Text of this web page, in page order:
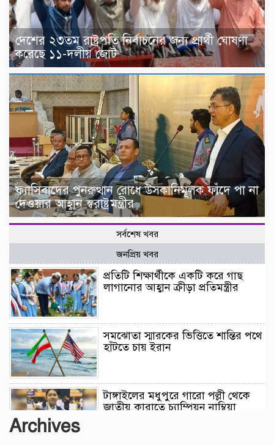
দেশের ২৩তম রাষ্ট্রপতি নির্বাচনের জন্য প্রার্থী ঘোষণা
করেছে ১১-দলীয় জোট
ফ্যাসিবাদের পুনরুত্থান রোধে উসকানিমূলক ফাঁদে পা না
দেওয়ার আহ্বান স্বরাষ্ট্রমন্ত্রীর
সর্বশেষ খবর
জনপ্রিয় খবর
প্রতিটি শিক্ষার্থীকে একটি করে গাছ
লাগানোর আহ্বান ক্রীড়া প্রতিমন্ত্রীর
সমঝোতা স্মারকের ভিত্তিতে শান্তির পথে
হাঁটতে চায় ইরান
টাঙ্গাইলের মধুপুরে গারো পল্লী থেকে
জাতীয় কারাতে চ্যাম্পিয়ন নাম্বিয়া
Archives